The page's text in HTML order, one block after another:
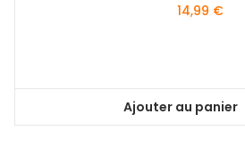
14,99 €
Ajouter au panier